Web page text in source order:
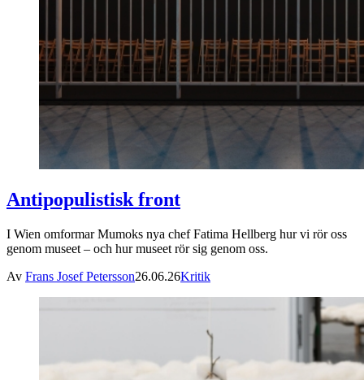
Antipopulistisk front
I Wien omformar Mumoks nya chef Fatima Hellberg hur vi rör oss
genom museet – och hur museet rör sig genom oss.
Av Frans Josef Petersson26.06.26Kritik